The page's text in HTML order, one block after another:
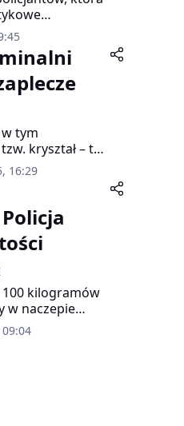
z Wydziału
rozbili
mefedron,
konopi!
tym
kryształ – to
z Komendy
była
nastąpił
16:29
100 kilogramów
w naczepie
im nawet